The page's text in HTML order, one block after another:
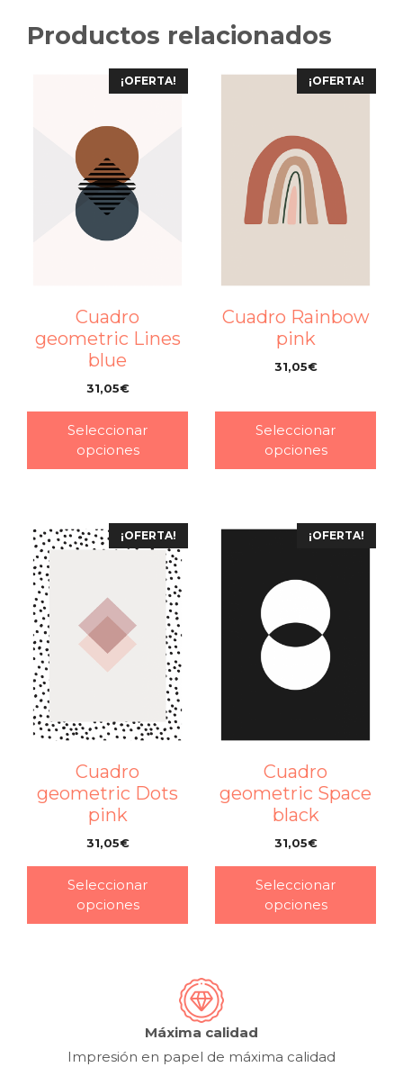
Productos relacionados
¡OFERTA!
Cuadro
geometric Lines
blue
31,05€
Seleccionar
opciones
¡OFERTA!
Cuadro Rainbow
pink
31,05€
Seleccionar
opciones
¡OFERTA!
Cuadro
geometric Dots
pink
31,05€
Seleccionar
opciones
¡OFERTA!
Cuadro
geometric Space
black
31,05€
Seleccionar
opciones
Máxima calidad
Impresión en papel de máxima calidad